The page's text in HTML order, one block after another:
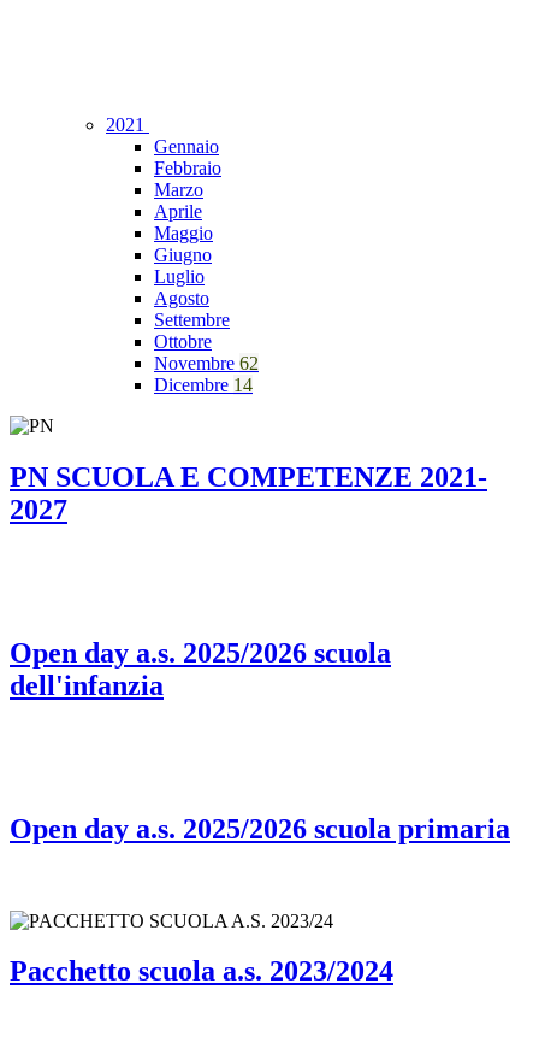
2021
Gennaio
Febbraio
Marzo
Aprile
Maggio
Giugno
Luglio
Agosto
Settembre
Ottobre
Novembre 62
Dicembre 14
PN SCUOLA E COMPETENZE 2021-
2027
Open day a.s. 2025/2026 scuola
dell'infanzia
Open day a.s. 2025/2026 scuola primaria
Pacchetto scuola a.s. 2023/2024